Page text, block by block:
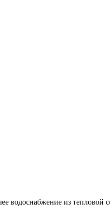
водоснабжение из тепловой